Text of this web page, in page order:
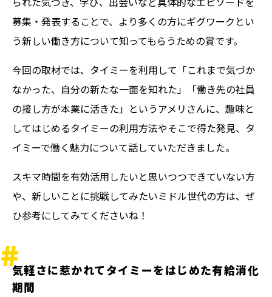
募集・発表することで、より多くの方にギグワークとい
う新しい働き方について知ってもらうための賞です。
今回の取材では、タイミーを利用して「これまで気づか
なかった、自分の新たな一面を知れた」「働き先の社員
の接し方が本業に活きた」というアメリさんに、趣味と
してはじめるタイミーの利用方法やそこで得た発見、タ
イミーで働く魅力について話していただきました。
スキマ時間を有効活用したいと思いつつできていない方
や、新しいことに挑戦してみたいミドル世代の方は、ぜ
ひ参考にしてみてくださいね！
気軽さに惹かれてタイミーをはじめた有給消化
期間